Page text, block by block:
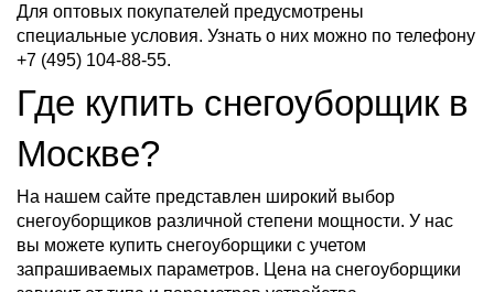
Для оптовых покупателей предусмотрены
специальные условия. Узнать о них можно по телефону
+7 (495) 104-88-55.
Где купить снегоуборщик в
Москве?
На нашем сайте представлен широкий выбор
снегоуборщиков различной степени мощности. У нас
вы можете купить снегоуборщики с учетом
запрашиваемых параметров. Цена на снегоуборщики